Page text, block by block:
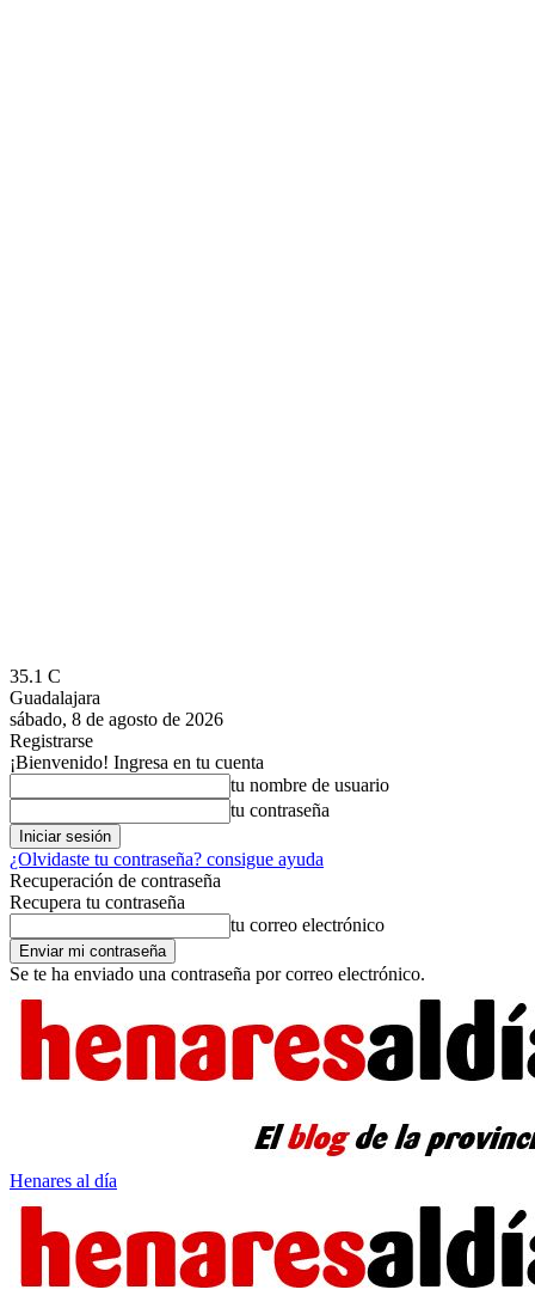
35.1 C
Guadalajara
sábado, 8 de agosto de 2026
Registrarse
¡Bienvenido! Ingresa en tu cuenta
tu nombre de usuario
tu contraseña
¿Olvidaste tu contraseña? consigue ayuda
Recuperación de contraseña
Recupera tu contraseña
tu correo electrónico
Se te ha enviado una contraseña por correo electrónico.
Henares al día